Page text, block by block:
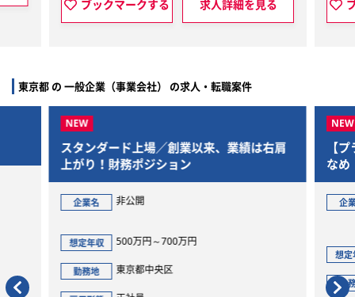
細を見る ブックマークする 求人詳細を見る
東京都 の 一般企業（事業会社） の求人・転職案件
業績は右肩
【プライム上場】年間休日128日と残業少
なめ！世界的IPを持つエンタメ企業での給
与労務担当
企業名
円谷フィールズホールディングス株式会